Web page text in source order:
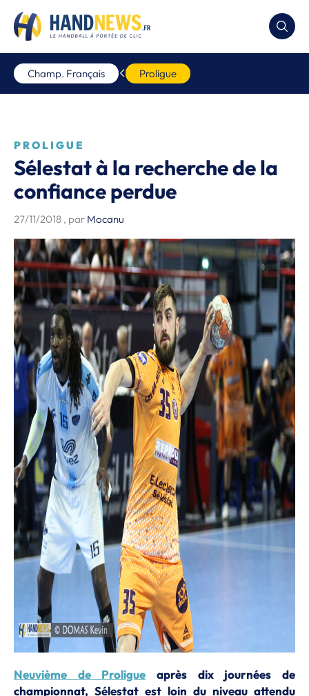
Champ. Français Proligue
PROLIGUE
Sélestat à la recherche de la
confiance perdue
27/11/2018 , par Mocanu
Neuvième de Proligue après dix journées de
championnat, Sélestat est loin du niveau attendu